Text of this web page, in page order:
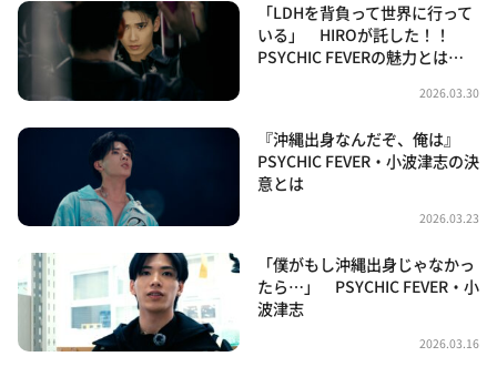
「LDHを背負って世界に行って
いる」 HIROが託した！！
PSYCHIC FEVERの魅力とは…
2026.03.30
『沖縄出身なんだぞ、俺は』
PSYCHIC FEVER・小波津志の決
意とは
2026.03.23
「僕がもし沖縄出身じゃなかっ
たら…」 PSYCHIC FEVER・小
波津志
2026.03.16